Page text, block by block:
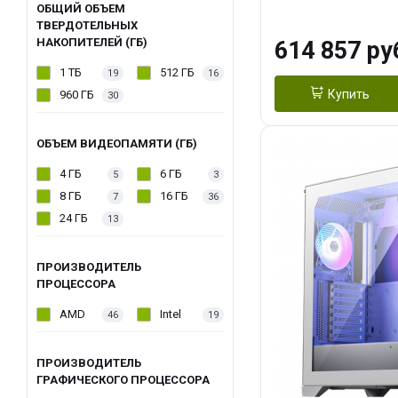
ОБЩИЙ ОБЪЕМ
ТВЕРДОТЕЛЬНЫХ
НАКОПИТЕЛЕЙ (ГБ)
1 ТБ 19 512 ГБ 16
960 ГБ 30
ОБЪЕМ ВИДЕОПАМЯТИ (ГБ)
4 ГБ 5 6 ГБ 3
8 ГБ 7 16 ГБ 36
24 ГБ 13
ПРОИЗВОДИТЕЛЬ
ПРОЦЕССОРА
AMD 46 Intel 19
ПРОИЗВОДИТЕЛЬ
ГРАФИЧЕСКОГО ПРОЦЕССОРА
Turbo/ 1 ТБ
614 857
Купить